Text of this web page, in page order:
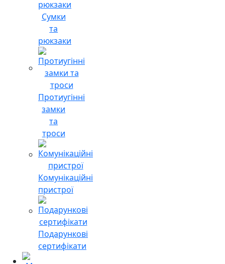
Сумки
та
рюкзаки
Протиугінні
замки
та
троси
Комунікаційні
пристрої
Подарункові
сертифікати